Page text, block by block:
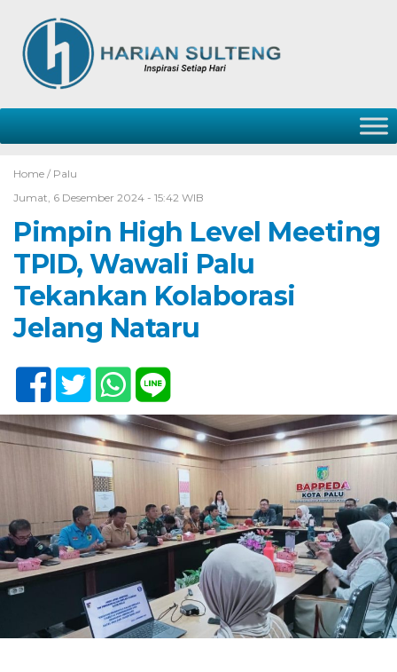
Home / Palu
Jumat, 6 Desember 2024 - 15:42 WIB
Pimpin High Level Meeting
TPID, Wawali Palu
Tekankan Kolaborasi
Jelang Nataru